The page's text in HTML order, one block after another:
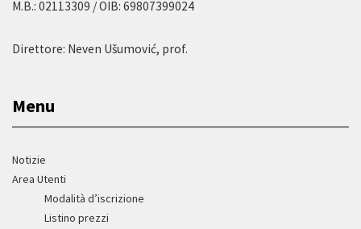
M.B.: 02113309 / OIB: 69807399024
Direttore: Neven Ušumović, prof.
Menu
Notizie
Area Utenti
Modalità d’iscrizione
Listino prezzi